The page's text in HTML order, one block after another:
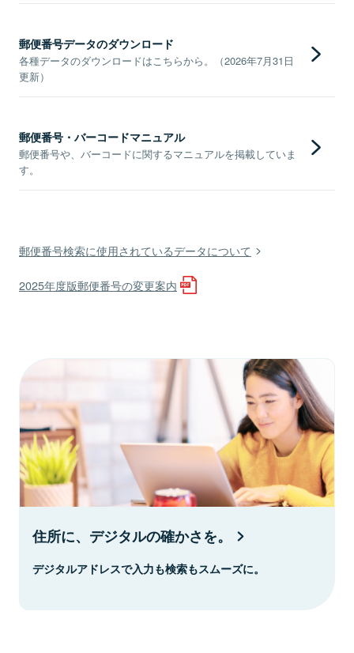
郵便番号データのダウンロード
各種データのダウンロードはこちらから。（2026年7月31日
更新）
郵便番号・バーコードマニュアル
郵便番号や、バーコードに関するマニュアルを掲載していま
す。
郵便番号検索に使用されているデータについて
2025年度版郵便番号の変更案内
住所に、デジタルの確かさを。
デジタルアドレスで入力も検索もスムーズに。